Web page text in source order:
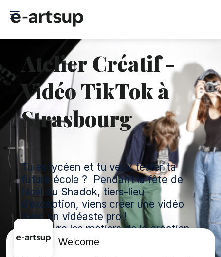
Atelier Créatif -
Vidéo TikTok à
Strasbourg
Tu es lycéen et tu veux tester ta
future école ? Pendant la fête de
Noël du Shadok, tiers-lieu
d’exception, viens créer une vidéo
avec un vidéaste pro !
Découvre les métiers de la création
dans un atelier technique et ludique,
Welcome